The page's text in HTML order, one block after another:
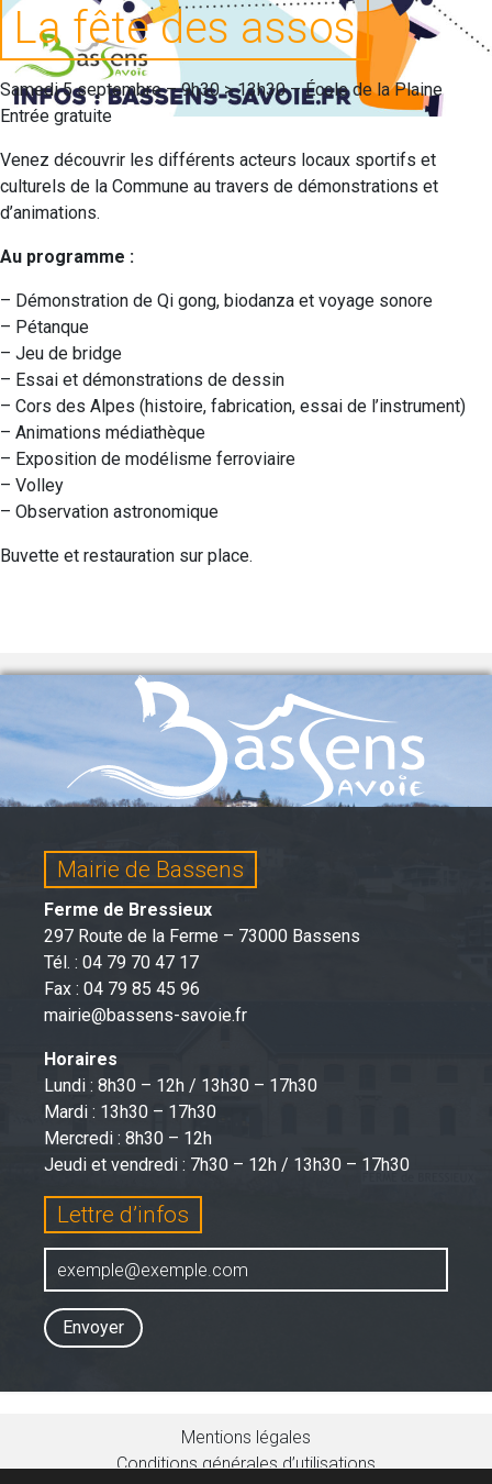
La fête des assos
Samedi 5 septembre – 9h30 > 13h30 – École de la Plaine
Entrée gratuite
Venez découvrir les différents acteurs locaux sportifs et
culturels de la Commune au travers de démonstrations et
d’animations.
Au programme :
– Démonstration de Qi gong, biodanza et voyage sonore
– Pétanque
– Jeu de bridge
– Essai et démonstrations de dessin
– Cors des Alpes (histoire, fabrication, essai de l’instrument)
– Animations médiathèque
– Exposition de modélisme ferroviaire
– Volley
– Observation astronomique
Buvette et restauration sur place.
Mairie de Bassens
Ferme de Bressieux
297 Route de la Ferme – 73000 Bassens
Tél. : 04 79 70 47 17
Fax : 04 79 85 45 96
mairie@bassens-savoie.fr
Horaires
Lundi : 8h30 – 12h / 13h30 – 17h30
Mardi : 13h30 – 17h30
Mercredi : 8h30 – 12h
Jeudi et vendredi : 7h30 – 12h / 13h30 – 17h30
Lettre d’infos
Envoyer
Mentions légales
Conditions générales d’utilisations